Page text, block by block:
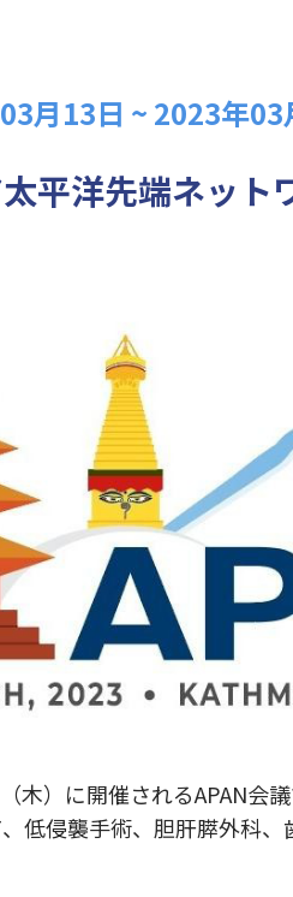
月13日 ~ 2023年03
平洋先端ネット
木）に開催されるAPAN会
低侵襲手術、胆肝膵外科